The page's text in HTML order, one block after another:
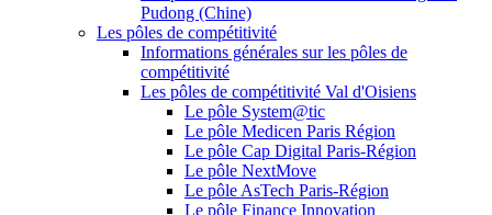
Pudong (Chine)
Les pôles de compétitivité
Informations générales sur les pôles de
compétitivité
Les pôles de compétitivité Val d'Oisiens
Le pôle System@tic
Le pôle Medicen Paris Région
Le pôle Cap Digital Paris-Région
Le pôle NextMove
Le pôle AsTech Paris-Région
Le pôle Finance Innovation